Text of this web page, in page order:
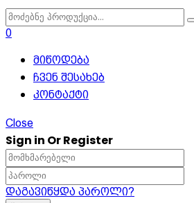
0
მიწოდება
ჩვენ შესახებ
კონტაქტი
Close
Sign in Or Register
დაგავიწყდა პაროლი?